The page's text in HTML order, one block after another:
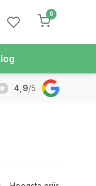
0
in Huis*
4,9/5